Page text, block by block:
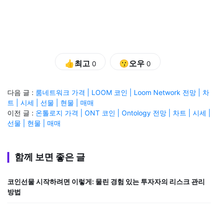
👍최고 0 😗오우0
다음 글 : 룸네트워크 가격 | LOOM 코인 | Loom Network 전망 | 차
트 | 시세 | 선물 | 현물 | 매매
이전 글 : 온톨로지 가격 | ONT 코인 | Ontology 전망 | 차트 | 시세 |
선물 | 현물 | 매매
함께 보면 좋은 글
코인선물 시작하려면 이렇게: 물린 경험 있는 투자자의 리스크 관리
방법